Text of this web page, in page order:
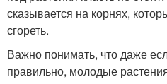
сказывается на корнях,
сгореть.
Важно понимать, что даже
правильно, молодые